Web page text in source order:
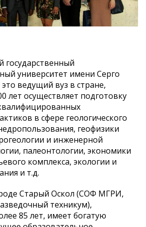
государственный
университет имени Серго
ведущий вуз в стране,
лет осуществляет подготовку
в сфере геологического
геофизики
и инженерной
палеонтологии, экономики
комплекса, экологии и
и т.д.
Старый Оскол (СОФ МГРИ,
техникум),
85 лет, имеет богатую